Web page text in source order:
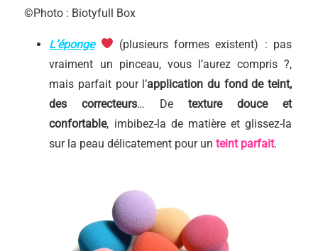
©Photo : Biotyfull Box
L’éponge
(plusieurs formes existent) : pas
vraiment un pinceau, vous l’aurez compris ?,
mais parfait pour l’application du fond de teint,
des correcteurs… Detexture douce et
confortable, imbibez-la de matière et glissez-la
sur la peau délicatement pour unteint parfait.